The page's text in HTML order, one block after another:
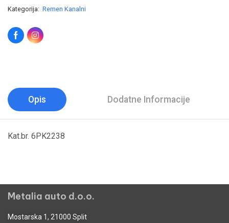
Kategorija: Remen Kanalni
Opis Dodatne Informacije
Kat.br. 6PK2238
Metalia auto d.o.o.
Mostarska 1, 21000 Split